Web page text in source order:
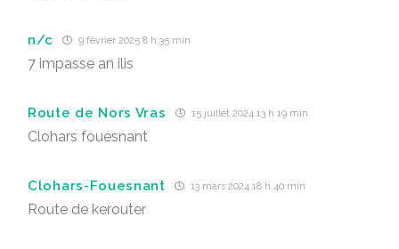
n/c 9 février 2025 8 h 35 min
7 impasse an ilis
Route de Nors Vras 15 juillet 2024 13 h 19 min
Clohars fouesnant
Clohars-Fouesnant 13 mars 2024 18 h 40 min
Route de kerouter